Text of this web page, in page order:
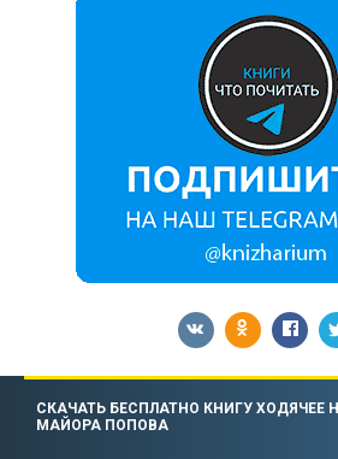
СКАЧАТЬ БЕСПЛАТНО КНИГУ ХОДЯЧЕЕ
МАЙОРА ПОПОВА